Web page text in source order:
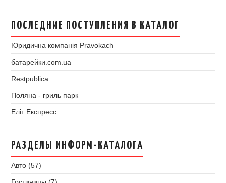
ПОСЛЕДНИЕ ПОСТУПЛЕНИЯ В КАТАЛОГ
Юридична компанія Pravokach
батарейки.com.ua
Restpublica
Поляна - гриль парк
Еліт Експресс
РАЗДЕЛЫ ИНФОРМ-КАТАЛОГА
Авто (57)